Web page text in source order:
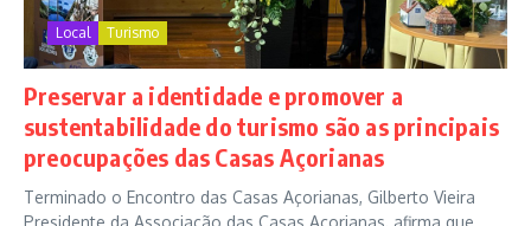
Local Turismo
Preservar a identidade e promover a
sustentabilidade do turismo são as principais
preocupações das Casas Açorianas
Terminado o Encontro das Casas Açorianas, Gilberto Vieira
Presidente da Associação das Casas Açorianas, afirma que